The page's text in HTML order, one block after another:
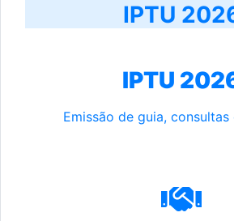
IPTU
IPTU
Emissão de guia,